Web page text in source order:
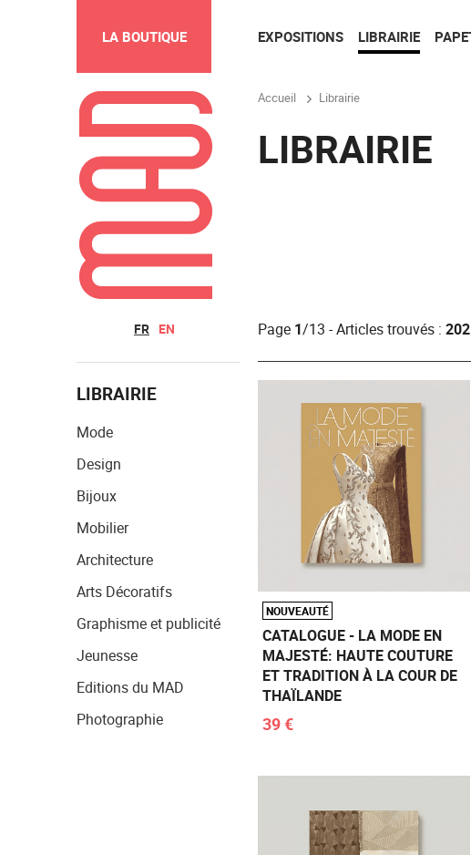
FR EN
LA BOUTIQUE EXPOSITIONS LIBRAIRIE
Accueil Librairie
LIBRAIRIE
Page 1/13 - Articles trouvés :202
LIBRAIRIE
Mode
Design
Bijoux
Mobilier
Architecture
Arts Décoratifs
Graphisme et publicité
Jeunesse
Editions du MAD
Photographie
NOUVEAUTÉ
CATALOGUE - LA MODE EN
MAJESTÉ: HAUTE COUTURE
ET TRADITION À LA COUR DE
THAÏLANDE
39 €